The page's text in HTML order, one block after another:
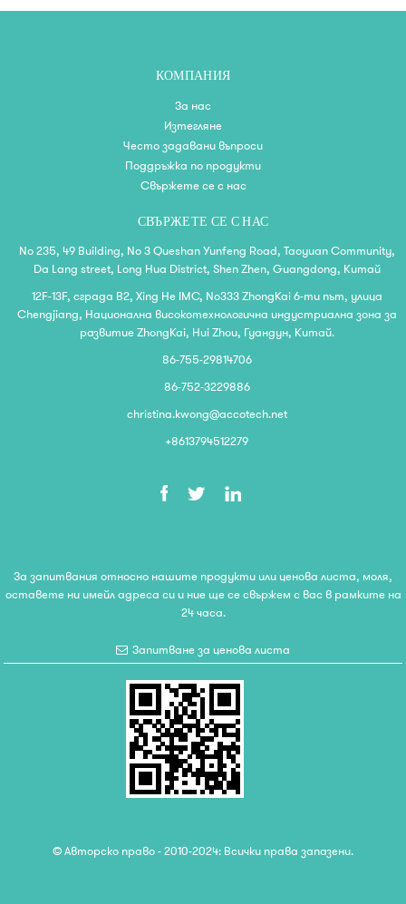
КОМПАНИЯ
За нас
Изтегляне
Често задавани въпроси
Поддръжка по продукти
Свържете се с нас
СВЪРЖЕТЕ СЕ С НАС
No 235, 49 Building, No 3 Queshan Yunfeng Road, Taoyuan Community,
Da Lang street, Long Hua District, Shen Zhen, Guangdong, Китай
12F-13F, сграда B2, Xing He IMC, No333 ZhongKai 6-ти път, улица
Chengjiang, Национална високотехнологична индустриална зона за
развитие ZhongKai, Hui Zhou, Гуандун, Китай.
86-755-29814706
86-752-3229886
christina.kwong@accotech.net
+8613794512279
За запитвания относно нашите продукти или ценова листа, моля,
оставете ни имейл адреса си и ние ще се свържем с вас в рамките на
24 часа.
Запитване за ценова листа
© Авторско право - 2010-2024: Всички права запазени.